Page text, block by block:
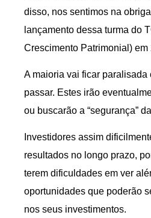
disso, nos sentimos na
lançamento dessa turma do
Crescimento Patrimonial) em
A maioria vai ficar paralisada
passar. Estes irão
ou buscarão a “segurança”
Investidores assim
resultados no longo prazo,
terem dificuldades em ver
oportunidades que poderão
nos seus investimentos.